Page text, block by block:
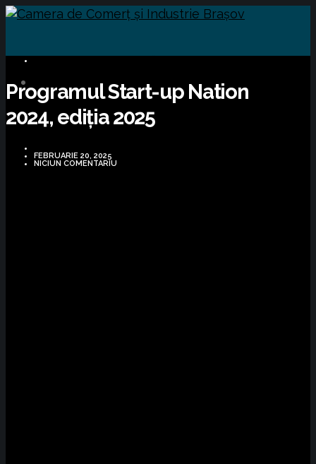
Programul Start-up Nation
2024, ediția 2025
FEBRUARIE 20, 2025
NICIUN COMENTARIU